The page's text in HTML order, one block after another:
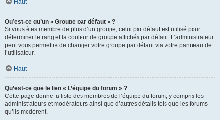
Haut
Qu’est-ce qu’un « Groupe par défaut » ?
Si vous êtes membre de plus d’un groupe, celui par défaut est utilisé pour
déterminer le rang et la couleur de groupe affichés par défaut. L’administrateur
peut vous permettre de changer votre groupe par défaut via votre panneau de
l’utilisateur.
Haut
Qu’est-ce que le lien « L’équipe du forum » ?
Cette page donne la liste des membres de l’équipe du forum, y compris les
administrateurs et modérateurs ainsi que d’autres détails tels que les forums
qu’ils modèrent.